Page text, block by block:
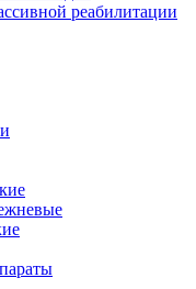
реабилитации